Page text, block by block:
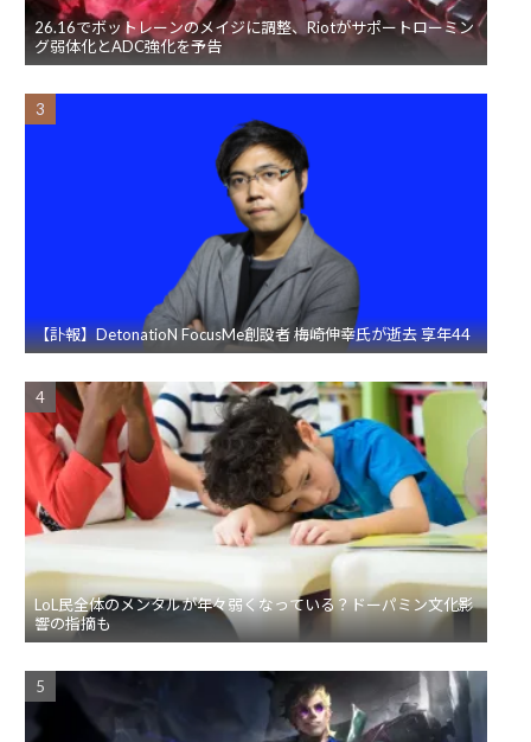
26.16でボットレーンのメイジに調整、Riotがサポートローミン
グ弱体化とADC強化を予告
【訃報】DetonatioN FocusMe創設者 梅崎伸幸氏が逝去 享年44
LoL民全体のメンタルが年々弱くなっている？ドーパミン文化影
響の指摘も